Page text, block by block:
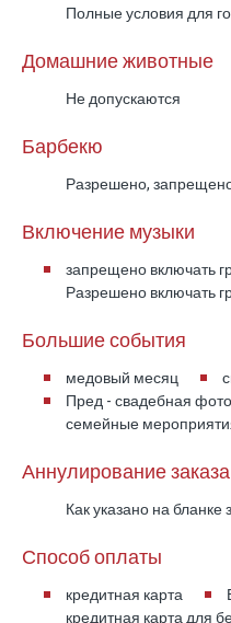
Полные условия для
Домашние животные
Не допускаются
Барбекю
Разрешено,
Включение музыки
запрещено включать
Разрешено включать
Большие события
медовый месяц
Пред - свадебная
семейные
Аннулирование заказа
Как указано на бланке
Способ оплаты
кредитная карта
кредитная карта для